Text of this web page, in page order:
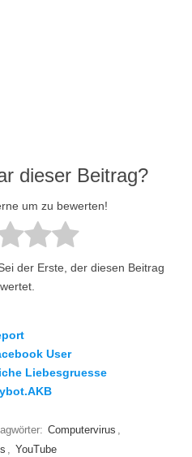
dieser Beitrag?
um zu bewerten!
der Erste, der diesen Beitrag
User
Liebesgruesse
Computervirus ,
, YouTube